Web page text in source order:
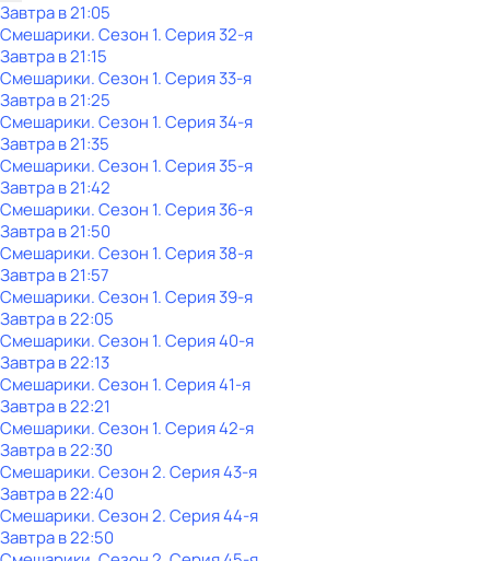
Завтра в 21:05
Смешарики. Сезон 1. Серия 32-я
Завтра в 21:15
Смешарики. Сезон 1. Серия 33-я
Завтра в 21:25
Смешарики. Сезон 1. Серия 34-я
Завтра в 21:35
Смешарики. Сезон 1. Серия 35-я
Завтра в 21:42
Смешарики. Сезон 1. Серия 36-я
Завтра в 21:50
Смешарики. Сезон 1. Серия 38-я
Завтра в 21:57
Смешарики. Сезон 1. Серия 39-я
Завтра в 22:05
Смешарики. Сезон 1. Серия 40-я
Завтра в 22:13
Смешарики. Сезон 1. Серия 41-я
Завтра в 22:21
Смешарики. Сезон 1. Серия 42-я
Завтра в 22:30
Смешарики. Сезон 2. Серия 43-я
Завтра в 22:40
Смешарики. Сезон 2. Серия 44-я
Завтра в 22:50